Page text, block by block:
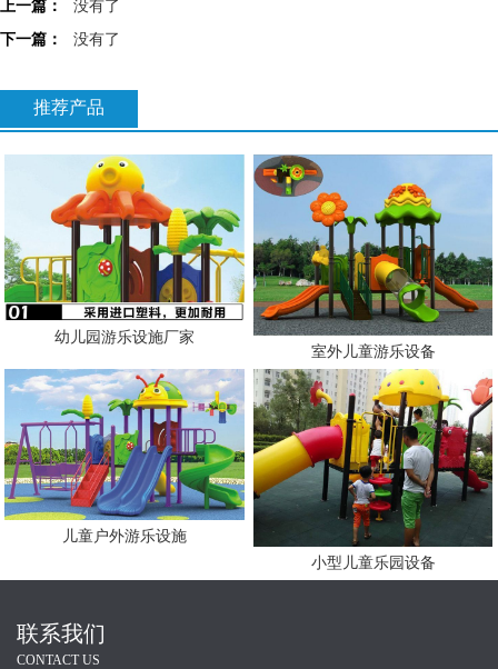
上一篇：
没有了
下一篇：
没有了
推荐产品
幼儿园游乐设施厂家
室外儿童游乐设备
儿童户外游乐设施
小型儿童乐园设备
联系我们
CONTACT US